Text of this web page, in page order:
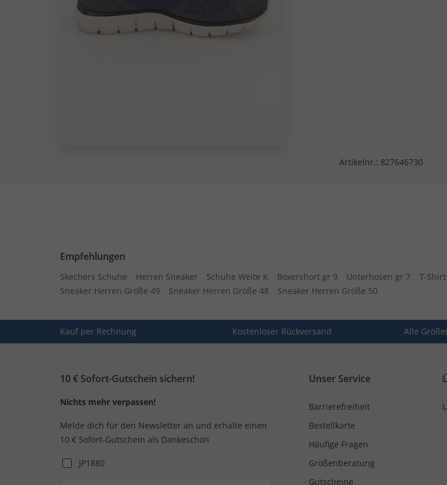
Artikelnr.: 827646730
Empfehlungen
Skechers Schuhe Herren Sneaker Schuhe Weite K Boxershort gr 9 Unterhosen gr 7 T-
Sneaker Herren Größe 49
Sneaker Herren Größe 48 Sneaker Herren Größe 50
Kauf per Rechnung Kostenloser Rückversand Alle
10 € Sofort-Gutschein sichern!
Nichts mehr verpassen!
Melde dich für den Newsletter an und erhalte einen
10 € Sofort-Gutschein als Dankeschön
JP1880
Unser Service
Barrierefreiheit
Bestellkarte
Häufige Fragen
Größenberatung
Gutscheine